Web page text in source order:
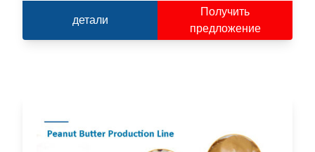
детали
Получить
предложение